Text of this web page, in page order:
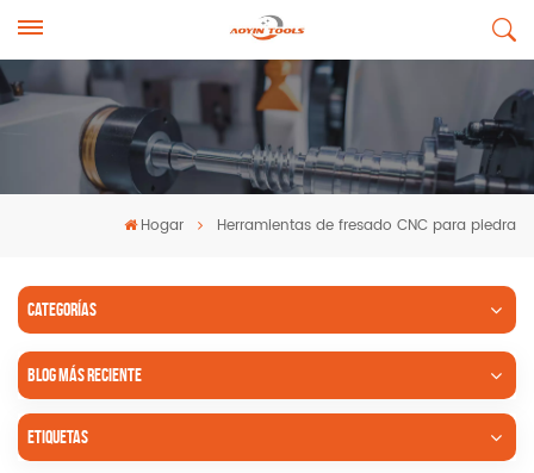
Hogar Herramientas de fresado CNC para piedra
CATEGORÍAS
BLOG MÁS RECIENTE
ETIQUETAS